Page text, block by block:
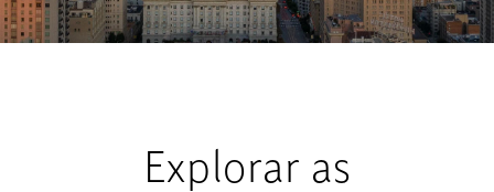
Explorar as